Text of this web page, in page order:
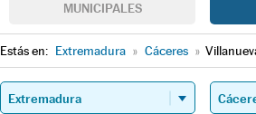
MUNICIPALES
Estás en: Extremadura » Cáceres »